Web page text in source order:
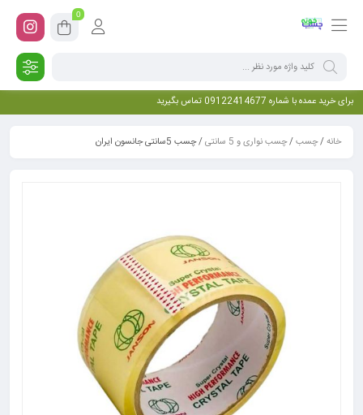
0
برای خرید عمده با شماره 09122414677 تماس بگیرید
خانه/چسب/چسب نواری و 5 سانتی / چسب 5سانتی جانسون ایران